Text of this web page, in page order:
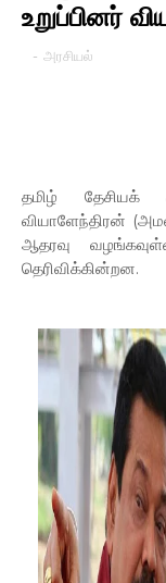
உறுப்பினர்
- அரசியல்
தமிழ் தேசியக்
வியாளேந்திரன்
ஆதரவு
தெரிவிக்கின்றன.